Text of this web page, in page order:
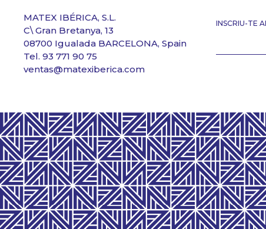
MATEX IBÉRICA, S.L.
C\ Gran Bretanya, 13
08700 Igualada BARCELONA, Spain
Tel. 93 771 90 75
ventas@matexiberica.com
INSCRIU-TE